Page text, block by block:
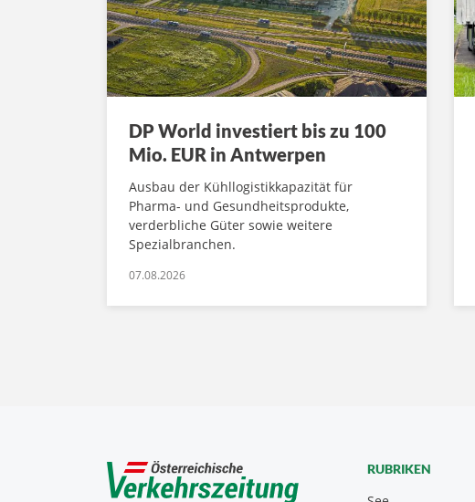
DP World investiert bis zu 100
Mio. EUR in Antwerpen
Ausbau der Kühllogistikkapazität für
Pharma- und Gesundheitsprodukte,
verderbliche Güter sowie weitere
Spezialbranchen.
07.08.2026
RUBRIKEN